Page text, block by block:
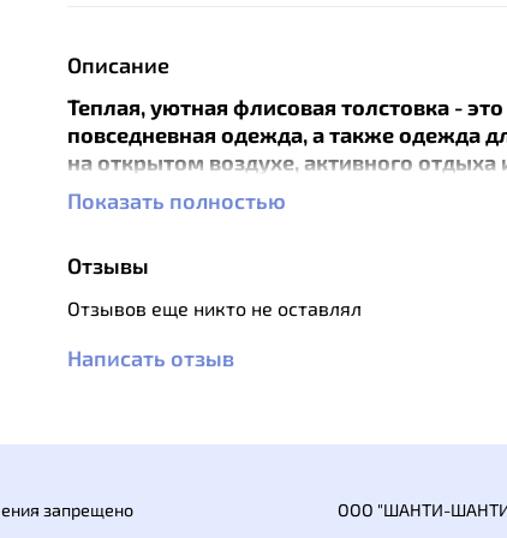
Описание
Теплая, уютная флисовая толстовка -
повседневная одежда, а также одежда
на открытом воздухе, активного отдыха
путешествий.
Материал куртки отличается высокой
намокании и компактно пакуется при
транспортировке. Благодаря
небольшой толщине ткани толстовка
сочетается с самыми изящными верхними
Особенности:
небольшой воротник-стойка с
Показать полностью
Отзывы
Отзывов еще никто не оставлял
Написать отзыв
запрещено ООО "ШАНТИ-